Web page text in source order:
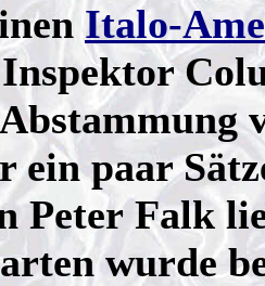
Italo-
ein paar
Peter Falk
wurde